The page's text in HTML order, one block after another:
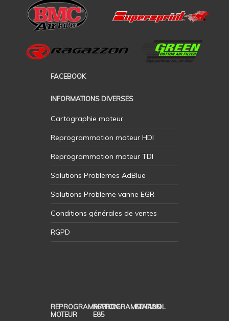
FACEBOOK
INFORMATIONS DIVERSES
Cartographie moteur
Reprogrammation moteur HDI
Reprogrammation moteur TDI
Solutions Problemes AdBlue
Solutions Probleme vanne EGR
Conditions générales de ventes
RGPD
REPROGRAMMATION
MOTEUR
REPROGRAMMATION
E85
ETHANOL